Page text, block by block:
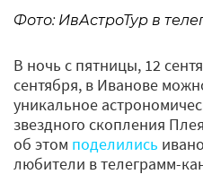
Фото: ИвАстроТур в
В ночь с пятницы, 12
сентября, в Иванове
уникальное
звездного скопления
об этом поделились
любители в телеграмм-